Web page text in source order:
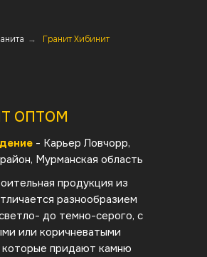
→ Гранит Хибинит
ОПТОМ
продукция из
разнообразием
до темно-серого, с
или коричневатыми
которые придают камню
- Карьер Ловчорр,
Мурманская область